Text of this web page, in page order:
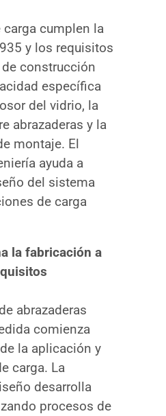
carga cumplen la
y los requisitos
construcción
específica
del vidrio, la
abrazaderas y la
montaje. El
ayuda a
del sistema
de carga
la fabricación a
abrazaderas
comienza
la aplicación y
carga. La
desarrolla
procesos de